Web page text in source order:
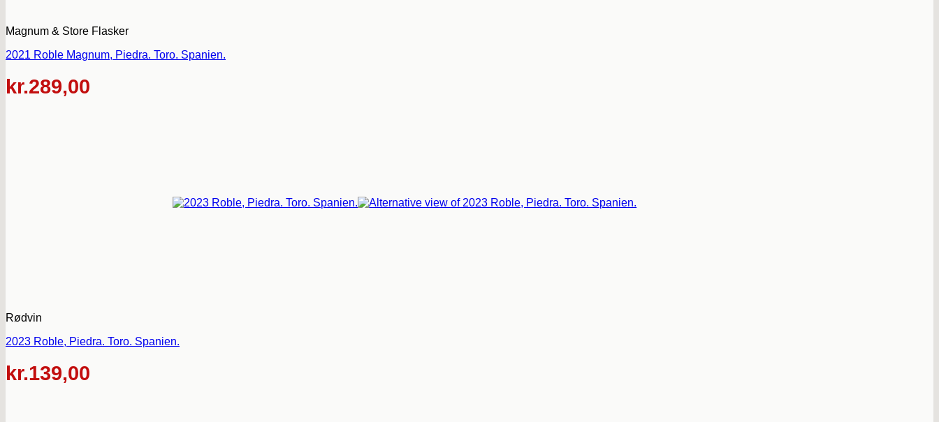
Magnum & Store Flasker
2021 Roble Magnum, Piedra. Toro. Spanien.
kr.289,00
Rødvin
2023 Roble, Piedra. Toro. Spanien.
kr.139,00